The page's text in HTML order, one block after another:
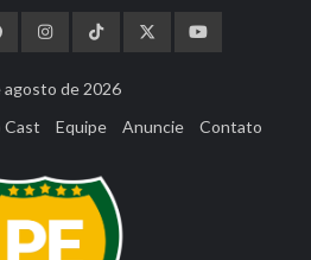
agosto de 2026
Cast Equipe Anuncie Contato